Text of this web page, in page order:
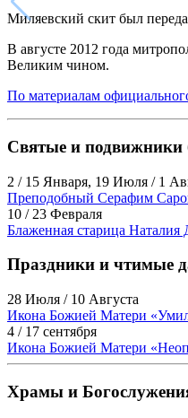
Миляевский скит был
В августе 2012 года
Великим чином.
По материалам
Святые и подвижники
2 / 15 Января, 19 Июля / 1
Преподобный Серафим
10 / 23 Февраля
Блаженная старица Наталия
Праздники и чтимые
28 Июля / 10 Августа
Икона Божией Матери
4 / 17 сентября
Икона Божией Матери
Храмы и